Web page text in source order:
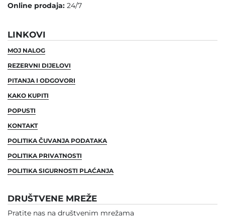
Online prodaja: 24/7
LINKOVI
MOJ NALOG
REZERVNI DIJELOVI
PITANJA I ODGOVORI
KAKO KUPITI
POPUSTI
KONTAKT
POLITIKA ČUVANJA PODATAKA
POLITIKA PRIVATNOSTI
POLITIKA SIGURNOSTI PLAĆANJA
DRUŠTVENE MREŽE
Pratite nas na društvenim mrežama